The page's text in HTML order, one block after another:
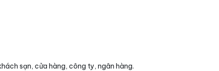
sạn, cửa hàng, công ty, ngân hàng.